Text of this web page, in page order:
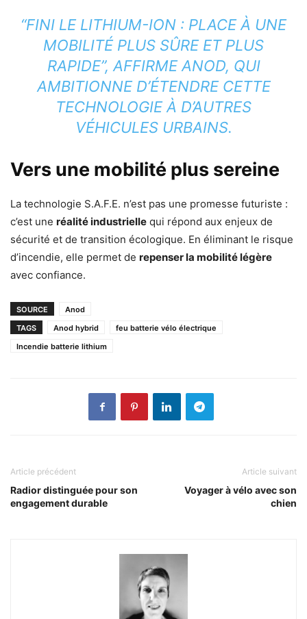
“FINI LE LITHIUM-ION : PLACE À UNE
MOBILITÉ PLUS SÛRE ET PLUS
RAPIDE”, AFFIRME ANOD, QUI
AMBITIONNE D’ÉTENDRE CETTE
TECHNOLOGIE À D’AUTRES
VÉHICULES URBAINS.
Vers une mobilité plus sereine
La technologie S.A.F.E. n’est pas une promesse futuriste :
c’est une réalité industrielle qui répond aux enjeux de
sécurité et de transition écologique. En éliminant le risque
d’incendie, elle permet de repenser la mobilité légère
avec confiance.
SOURCE
Anod
TAGS
Anod hybrid
feu batterie vélo électrique
Incendie batterie lithium
Article précédent
Radior distinguée pour son
engagement durable
Article suivant
Voyager à vélo avec son
chien